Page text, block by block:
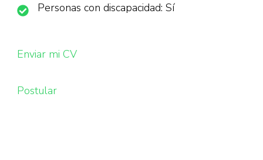
Personas con discapacidad: Sí
Enviar mi CV
Postular